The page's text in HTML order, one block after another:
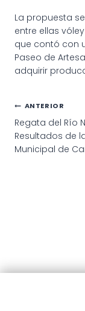
La propuesta
entre ellas
que contó con
Paseo de
adquirir
de
entradas
ANTERIOR
Regata del Río
Resultados de
Municipal de